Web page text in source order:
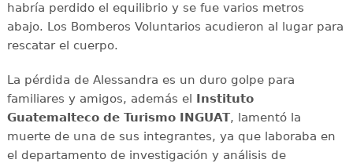
habría perdido el equilibrio y se fue varios metros
abajo. Los Bomberos Voluntarios acudieron al lugar para
rescatar el cuerpo.
La pérdida de Alessandra es un duro golpe para
familiares y amigos, además el
Instituto
Guatemalteco de Turismo INGUAT, lamentó la
muerte de una de sus integrantes, ya que laboraba en
el departamento de investigación y análisis de